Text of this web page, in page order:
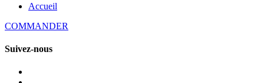
Accueil
COMMANDER
Suivez-nous